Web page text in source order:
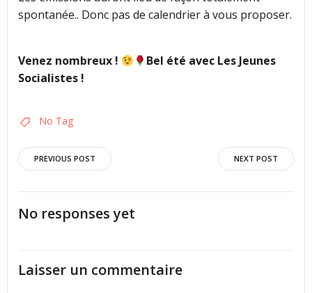
spontanée.. Donc pas de calendrier à vous proposer.
Venez nombreux !
Bel été avec Les Jeunes
Socialistes !
No Tag
Navigation
de
l’article
PREVIOUS POST
Navigation
de
NEXT POST
No responses yet
Laisser un commentaire